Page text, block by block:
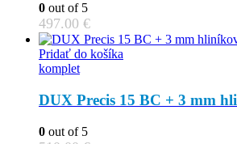
may
be
chosen
product
0 out of 5
497.00 €
Pridať do košíka
komplet
DUX Precis 15 BC + 3 mm
0 out of 5